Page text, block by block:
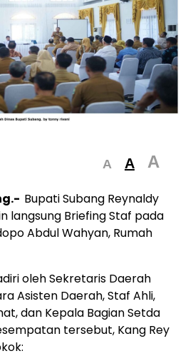
A A A
Bupati Subang Reynaldy
langsung Briefing Staf pada
Abdul Wahyan, Rumah
oleh Sekretaris Daerah
Asisten Daerah, Staf Ahli,
dan Kepala Bagian Setda
tersebut, Kang Rey